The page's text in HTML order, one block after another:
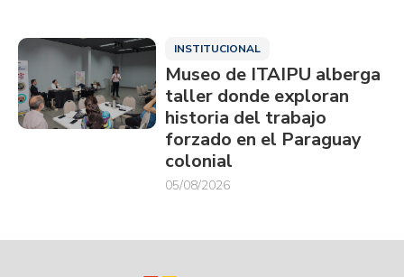
INSTITUCIONAL
Museo de ITAIPU alberga
taller donde exploran
historia del trabajo
forzado en el Paraguay
colonial
05/08/2026